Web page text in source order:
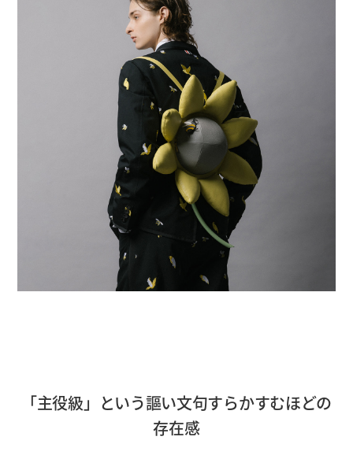
「主役級」という謳い文句すらかすむほどの
存在感